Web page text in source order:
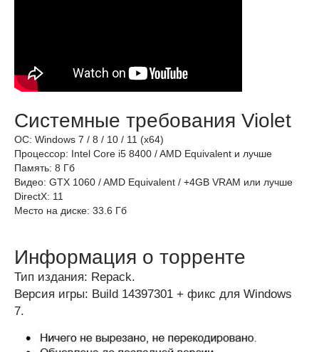
Системные требования Violet
ОС: Windows 7 / 8 / 10 / 11 (x64)
Процессор: Intel Core i5 8400 / AMD Equivalent и лучше
Память: 8 Гб
Видео: GTX 1060 / AMD Equivalent / +4GB VRAM или лучше
DirectX: 11
Место на диске: 33.6 Гб
Информация о торренте
Тип издания: Repack.
Версия игры: Build 14397301 + фикс для Windows
7.